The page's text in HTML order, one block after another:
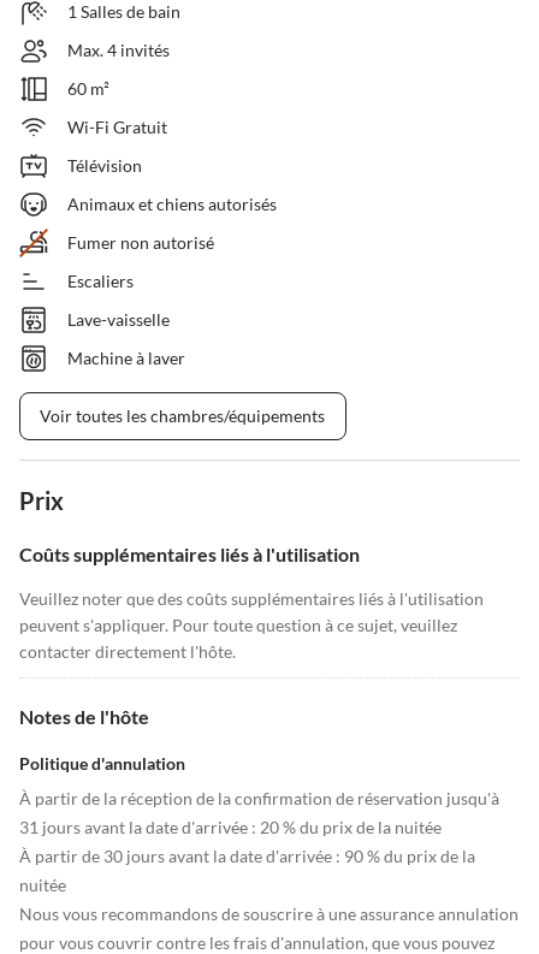
1 Salles de bain
Max. 4 invités
60 m²
Wi-Fi Gratuit
Télévision
Animaux et chiens autorisés
Fumer non autorisé
Escaliers
Lave-vaisselle
Machine à laver
Voir toutes les chambres/équipements
Prix
Coûts supplémentaires liés à l'utilisation
Veuillez noter que des coûts supplémentaires liés à l'utilisation
peuvent s'appliquer. Pour toute question à ce sujet, veuillez
contacter directement l'hôte.
Notes de l'hôte
Politique d'annulation
À partir de la réception de la confirmation de réservation jusqu'à
31 jours avant la date d'arrivée : 20 % du prix de la nuitée
À partir de 30 jours avant la date d'arrivée : 90 % du prix de la
nuitée
Nous vous recommandons de souscrire à une assurance annulation
pour vous couvrir contre les frais d'annulation, que vous pouvez